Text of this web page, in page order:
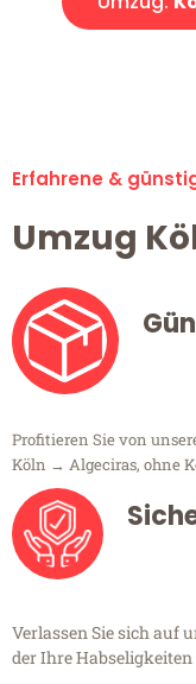
Erfahrene &
Umzug
Profitieren Sie von
Köln → Algeciras, ohne
Verlassen Sie sich auf
der Ihre